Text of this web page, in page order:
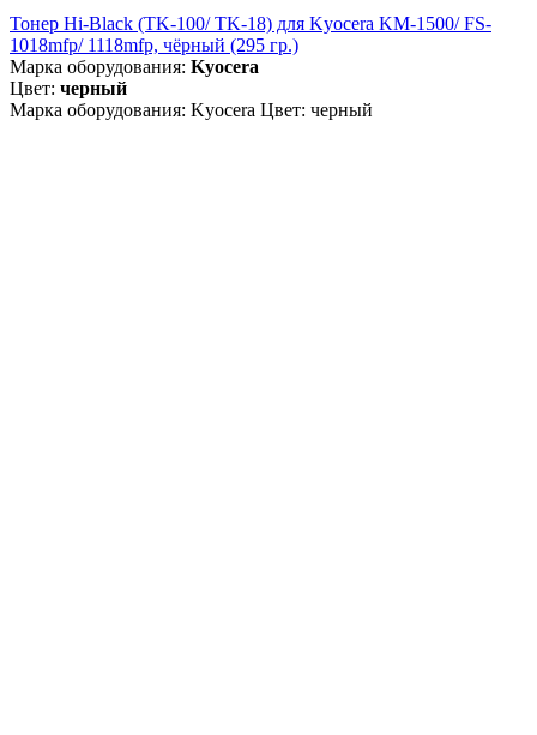
Тонер Hi-Black (TK-100/ TK-18) для Kyocera KM-1500/ FS-
1018mfp/ 1118mfp, чёрный (295 гр.)
Марка оборудования: Kyocera
Цвет: черный
Марка оборудования: Kyocera Цвет: черный